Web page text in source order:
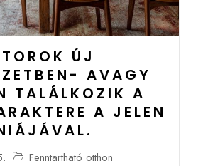
ÚJ
AVAGY
TALÁLKOZIK A
A JELEN
Fenntartható otthon